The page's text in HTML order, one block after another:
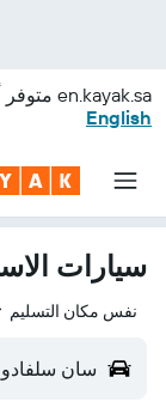
en.kayak.sa متوفر
English
سيارات
نفس مكان التسليم
سان